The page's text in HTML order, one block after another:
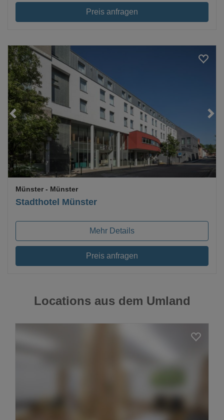
Preis anfragen
Loading...
Stadthotel Münster
Münster - Münster
Mehr Details
Preis anfragen
Locations aus dem Umland